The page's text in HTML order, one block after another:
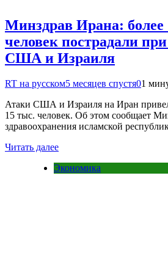
Минздрав Ирана: более
человек пострадали
США и Израиля
RT на русском5 месяцев спустя01
Атаки США и Израиля на Иран
15 тыс. человек. Об этом сообщает
здравоохранения исламской
Читать далее
Экономика